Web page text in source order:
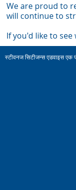
We are proud to
will continue to
If you'd like to
स्टीवनज सिटीजन्स एडवाइस एक